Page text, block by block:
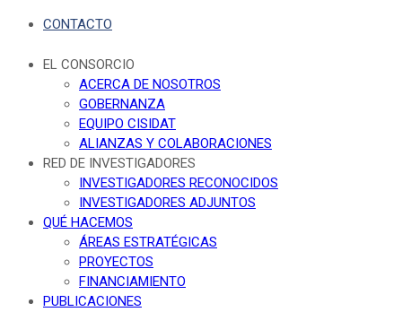
CONTACTO
EL CONSORCIO
ACERCA DE NOSOTROS
GOBERNANZA
EQUIPO CISIDAT
ALIANZAS Y COLABORACIONES
RED DE INVESTIGADORES
INVESTIGADORES RECONOCIDOS
INVESTIGADORES ADJUNTOS
QUÉ HACEMOS
ÁREAS ESTRATÉGICAS
PROYECTOS
FINANCIAMIENTO
PUBLICACIONES